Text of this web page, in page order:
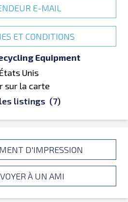
E-MAIL
ET CONDITIONS
Equipment
États Unis
sur la carte
listings (7)
D'IMPRESSION
À UN AMI